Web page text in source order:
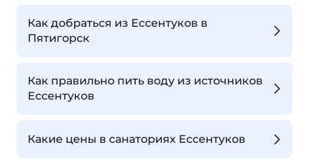
Как добраться из Ессентуков в
Пятигорск
Как правильно пить воду из источников
Ессентуков
Какие цены в санаториях Ессентуков